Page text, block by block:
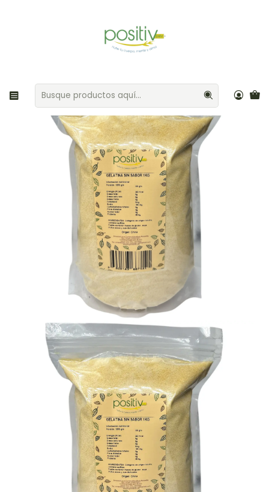
Harinas / Polvos / Gelificantes
Gelatina sin sabor 1kg Positiv